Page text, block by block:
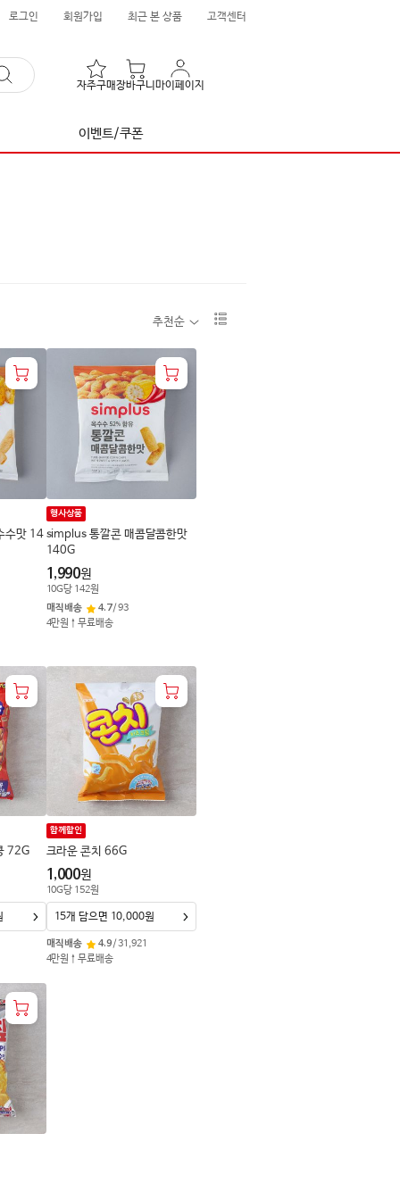
로그인 회원가입 최근 본 상품 고객센터
자주구매장바구니 마이페이지
이벤트/쿠폰
추천순
수맛 14 simplus 통깔콘 매콤달콤한맛
140G
행사상품
1,990원
10G당 142원
매직배송
4.7/93
4만원↑무료배송
72G 크라운 콘치 66G
함께할인
1,000원
10G당 152원
매직배송 4.9 /31,921
4만원↑무료배송
15개 담으면 10,000원